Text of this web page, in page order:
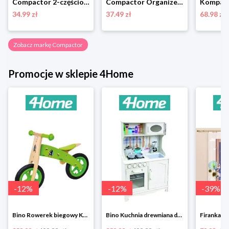
Compactor 2-częściowy komplet wieszaków na spodnie Velvet, 45 cm
34.99 zł
Compactor Organizer do przechowywania Bamboo Box M, 22,5 x 7,5 x 6,5 cm, M
37.49 zł
68.98 zł
Zobacz markę Compactor
Promocje w sklepie 4Home
-12%
Bino Rowerek biegowy Krecik
-12%
Bino Kuchnia drewniana dla dzieci Provence
-39%